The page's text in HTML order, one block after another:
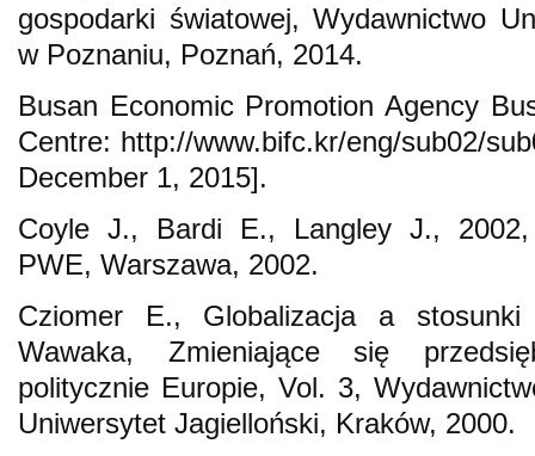
gospodarki światowej, Wydawnictwo
w Poznaniu, Poznań, 2014.
Busan Economic Promotion Agency
Centre: http://www.bifc.kr/eng/sub02/
December 1, 2015].
Coyle J., Bardi E., Langley J., 2002,
PWE, Warszawa, 2002.
Cziomer E., Globalizacja a
Wawaka, Zmieniające się
politycznie Europie, Vol. 3,
Uniwersytet Jagielloński, Kraków, 2000.